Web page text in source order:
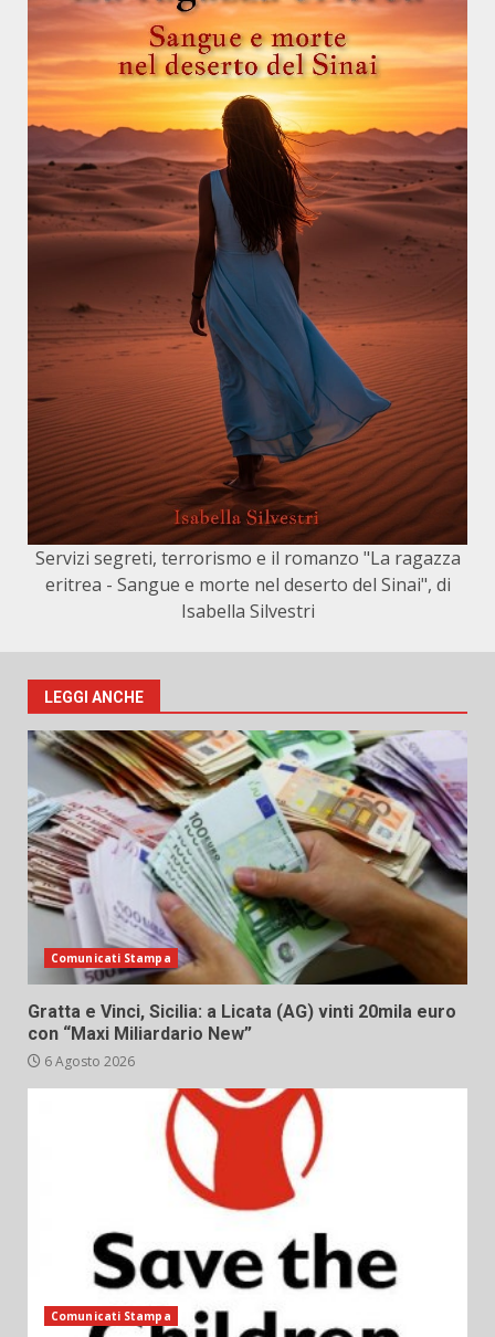
Servizi segreti, terrorismo e il romanzo "La ragazza
eritrea - Sangue e morte nel deserto del Sinai", di
Isabella Silvestri
LEGGI ANCHE
Comunicati Stampa
Gratta e Vinci, Sicilia: a Licata (AG) vinti 20mila euro
con “Maxi Miliardario New”
6 Agosto 2026
Comunicati Stampa